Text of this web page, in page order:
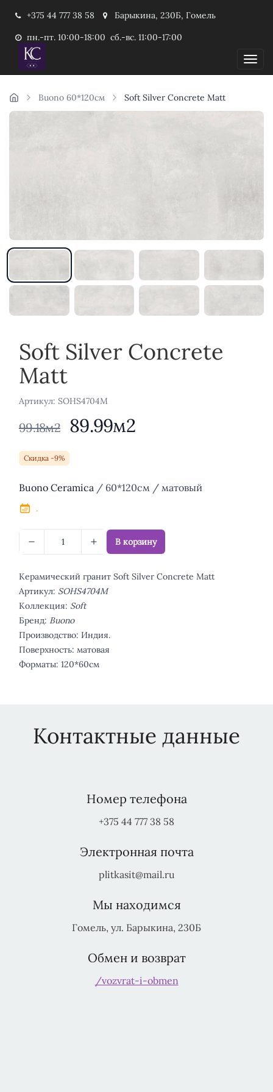
+375 44 777 38 58
Барыкина, 230Б, Гомель
пн.-пт. 10:00-18:00 сб.-вс. 11:00-17:00
Buono 60*120см Soft Silver Concrete Matt
Soft Silver Concrete
Matt
Aртикул: SOHS4704M
99.18м2 89.99м2
Скидка -9%
Описание
Buono Ceramica / 60*120см / матовый
.
В корзину
Керамический гранит Soft Silver Concrete Matt
Артикул: SOHS4704M
Коллекция: Soft
Бренд: Buono
Производство: Индия.
Поверхность: матовая
Форматы: 120*60см
Контактные данные
Номер телефона
+375 44 777 38 58
Электронная почта
plitkasit@mail.ru
Мы находимся
Гомель, ул. Барыкина, 230Б
Обмен и возврат
/vozvrat-i-obmen